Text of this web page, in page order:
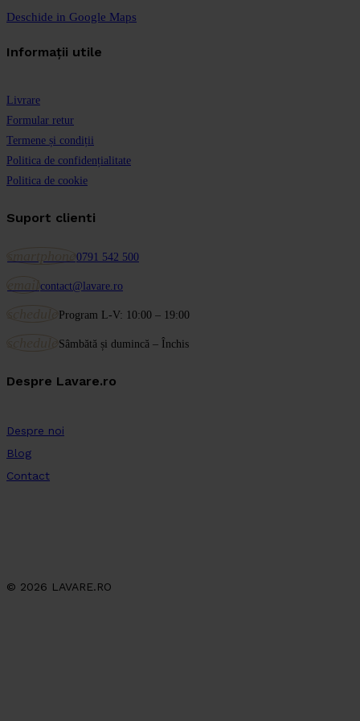
Deschide in Google Maps
Informații utile
Livrare
Formular retur
Termene și condiții
Politica de confidențialitate
Politica de cookie
Suport clienti
0791 542 500
contact@lavare.ro
Program L-V: 10:00 – 19:00
Sâmbătă și dumincă – Închis
Despre Lavare.ro
Despre noi
Blog
Contact
© 2026 LAVARE.RO